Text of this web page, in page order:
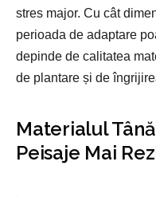
stres major. Cu cât
perioada de adaptare
depinde de calitatea
de plantare și de
Materialul
Peisaje Mai